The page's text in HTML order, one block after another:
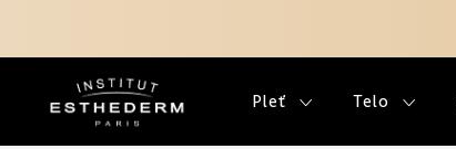
obsah
Pleť Telo